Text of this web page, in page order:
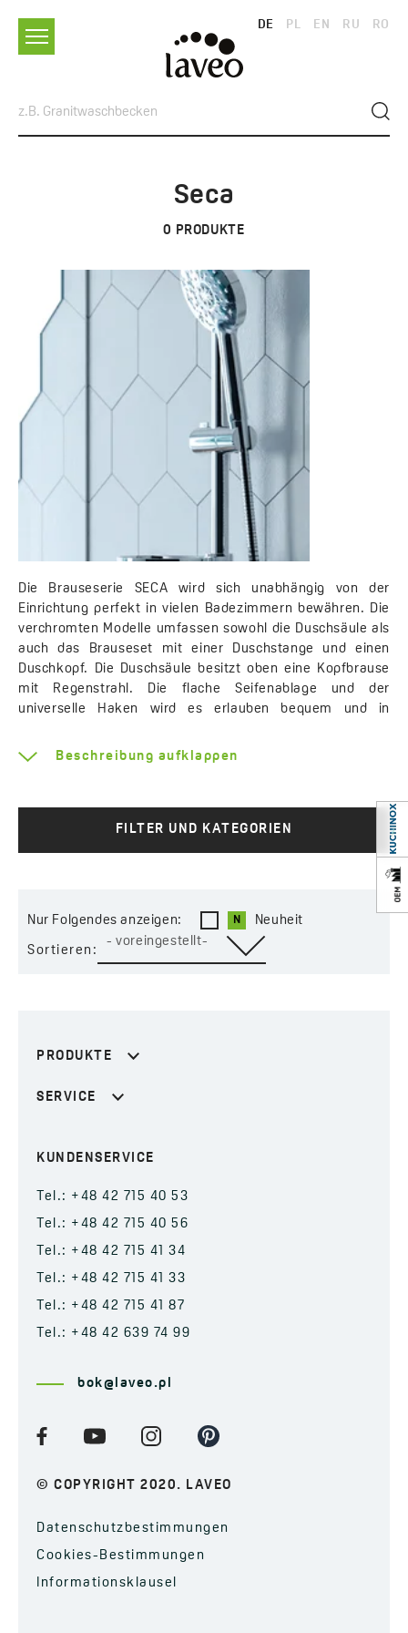
DE PL EN RU RO
Seca
0 PRODUKTE
Die Brauseserie SECA wird sich unabhängig von der
Einrichtung perfekt in vielen Badezimmern bewähren. Die
verchromten Modelle umfassen sowohl die Duschsäule als
auch das Brauseset mit einer Duschstange und einen
Duschkopf. Die Duschsäule besitzt oben eine Kopfbrause
mit Regenstrahl. Die flache Seifenablage und der
universelle Haken wird es erlauben bequem und in
Handbrause verfügt über drei Wasserstrahltypen
Duschkopfes ändern kann..
Beschreibung aufklappen
FILTER UND KATEGORIEN
Nur Folgendes anzeigen: Neuheit
Sortieren:
- voreingestellt-
PRODUKTE
SERVICE
KUNDENSERVICE
Tel.: +48 42 715 40 53
Tel.: +48 42 715 40 56
Tel.: +48 42 715 41 34
Tel.: +48 42 715 41 33
Tel.: +48 42 715 41 87
Tel.: +48 42 639 74 99
bok@laveo.pl
© COPYRIGHT 2020. LAVEO
Datenschutzbestimmungen
Cookies-Bestimmungen
Informationsklausel